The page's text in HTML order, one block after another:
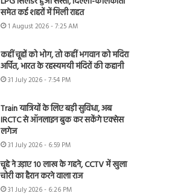
समेत कई शहरों में मिली राहत
1 August 2026 - 7:25 AM
कहीं चूहों को भोग, तो कहीं भगवान को मदिरा
अर्पित, भारत के रहस्यमयी मंदिरों की कहानी
31 July 2026 - 7:54 PM
Train यात्रियों के लिए बड़ी सुविधा, अब
IRCTC से ऑनलाइन बुक कर सकेंगे एक्सेस
लगेज
31 July 2026 - 6:59 PM
चूहे ने उड़ाए 10 लाख के गहने, CCTV में खुला
चोरी का हैरान करने वाला राज
31 July 2026 - 6:26 PM